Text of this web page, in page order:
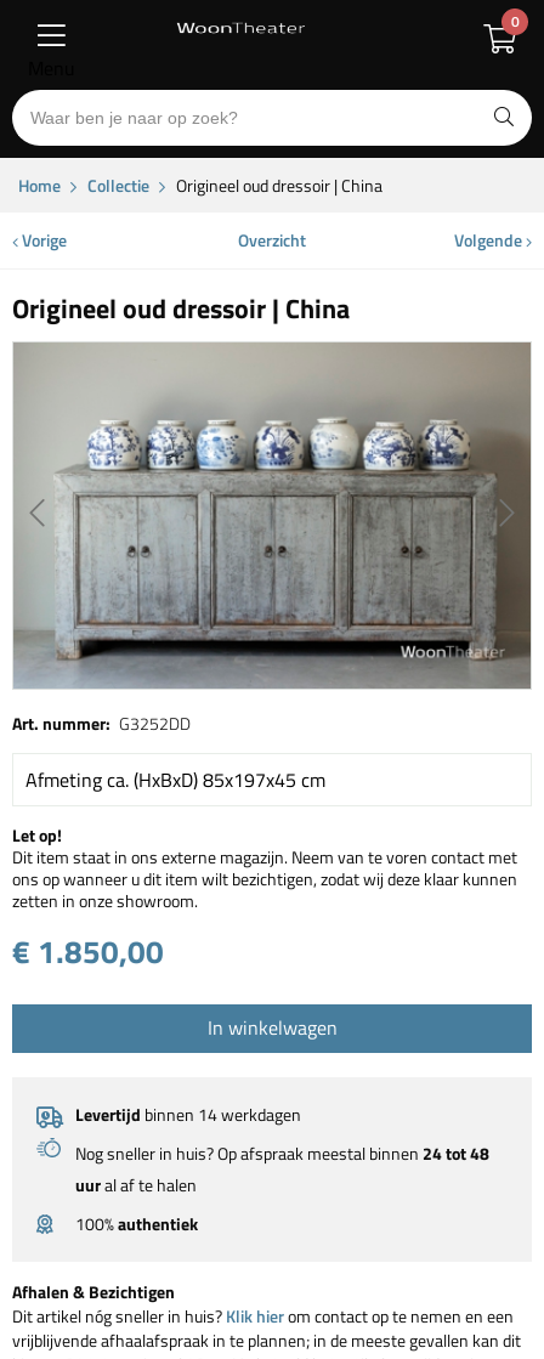
0
Home Collectie Origineel oud dressoir | China
Vorige Overzicht Volgende
Origineel oud dressoir | China
Art. nummer: G3252DD
Afmeting ca. (HxBxD) 85x197x45 cm
Let op!
Dit item staat in ons externe magazijn. Neem van te voren contact met
ons op wanneer u dit item wilt bezichtigen, zodat wij deze klaar kunnen
zetten in onze showroom.
€ 1.850,00
In winkelwagen
Levertijd binnen 14 werkdagen
Nog sneller in huis? Op afspraak meestal binnen 24 tot 48
uural af te halen
100%authentiek
Afhalen & Bezichtigen
Dit artikel nóg sneller in huis?Klik hierom contact op te nemen en een
vrijblijvende afhaalafspraak in te plannen; in de meeste gevallen kan dit